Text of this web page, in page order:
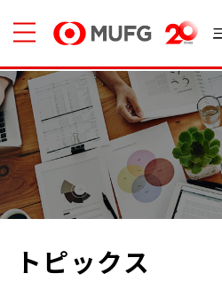
トピックス